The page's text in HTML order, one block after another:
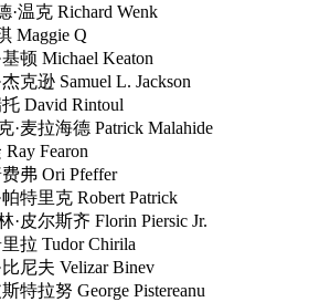
克 Richard Wenk
Q
Keaton
Samuel L. Jackson
Rintoul
德 Patrick Malahide
Fearon
Ori Pfeffer
克 Robert Patrick
齐 Florin Piersic Jr.
Chirila
Velizar Binev
George Pistereanu